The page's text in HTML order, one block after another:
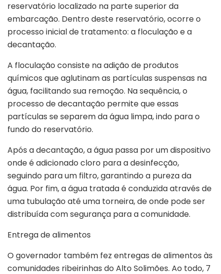
reservatório localizado na parte superior da
embarcação. Dentro deste reservatório, ocorre o
processo inicial de tratamento: a floculação e a
decantação.
A floculação consiste na adição de produtos
químicos que aglutinam as partículas suspensas na
água, facilitando sua remoção. Na sequência, o
processo de decantação permite que essas
partículas se separem da água limpa, indo para o
fundo do reservatório.
Após a decantação, a água passa por um dispositivo
onde é adicionado cloro para a desinfecção,
seguindo para um filtro, garantindo a pureza da
água. Por fim, a água tratada é conduzida através de
uma tubulação até uma torneira, de onde pode ser
distribuída com segurança para a comunidade.
Entrega de alimentos
O governador também fez entregas de alimentos às
comunidades ribeirinhas do Alto Solimões. Ao todo, 7